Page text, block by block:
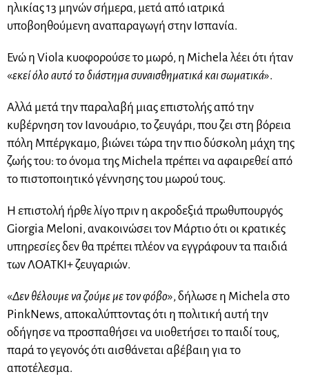
ηλικίας 13 μηνών σήμερα, μετά από ιατρικά
υποβοηθούμενη αναπαραγωγή στην Ισπανία.
Ενώ η Viola κυοφορούσε το μωρό, η Michela λέει ότι ήταν
«εκεί όλο αυτό το διάστημα συναισθηματικά και σωματικά».
Αλλά μετά την παραλαβή μιας επιστολής από την
κυβέρνηση τον Ιανουάριο, το ζευγάρι, που ζει στη βόρεια
πόλη Μπέργκαμο, βιώνει τώρα την πιο δύσκολη μάχη της
ζωής του: το όνομα της Michela πρέπει να αφαιρεθεί από
το πιστοποιητικό γέννησης του μωρού τους.
Η επιστολή ήρθε λίγο πριν η ακροδεξιά πρωθυπουργός
Giorgia Meloni, ανακοινώσει τον Μάρτιο ότι οι κρατικές
υπηρεσίες δεν θα πρέπει πλέον να εγγράφουν τα παιδιά
των ΛΟΑΤΚΙ+ ζευγαριών.
«Δεν θέλουμε να ζούμε με τον φόβο», δήλωσε η Michela στο
PinkNews, αποκαλύπτοντας ότι η πολιτική αυτή την
οδήγησε να προσπαθήσει να υιοθετήσει το παιδί τους,
παρά το γεγονός ότι αισθάνεται αβέβαιη για το
αποτέλεσμα.